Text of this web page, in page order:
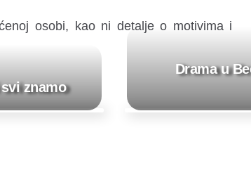
osobi, kao ni detalje o motivima i
znamo
Drama u